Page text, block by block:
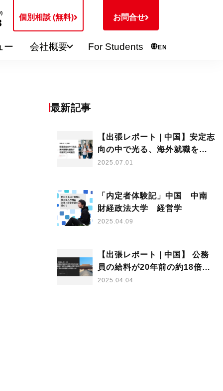
個別相談 (無料) お問合せ
ー 会社概要 For Students EN
最新記事
【出張レポート | 中国】安定志
向の中で光る、海外就職を目
指す中国学生の可能性
2025.07.01
「内定者体験記」中国 中南
財経政法大学 経営学
2025.04.09
【出張レポート | 中国】 公務
員の給料が20年前の約18倍！
飽和する学生と就職氷河期で
2025.04.04